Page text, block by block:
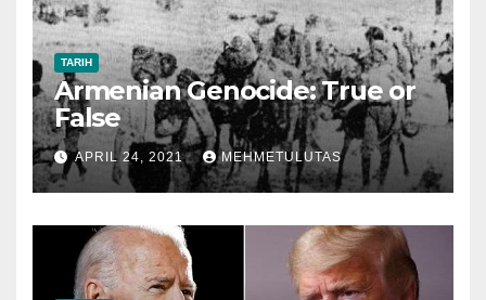
TARIH
Armenian Genocide: True or
False
APRIL 24, 2021 MEHMETULUTAS